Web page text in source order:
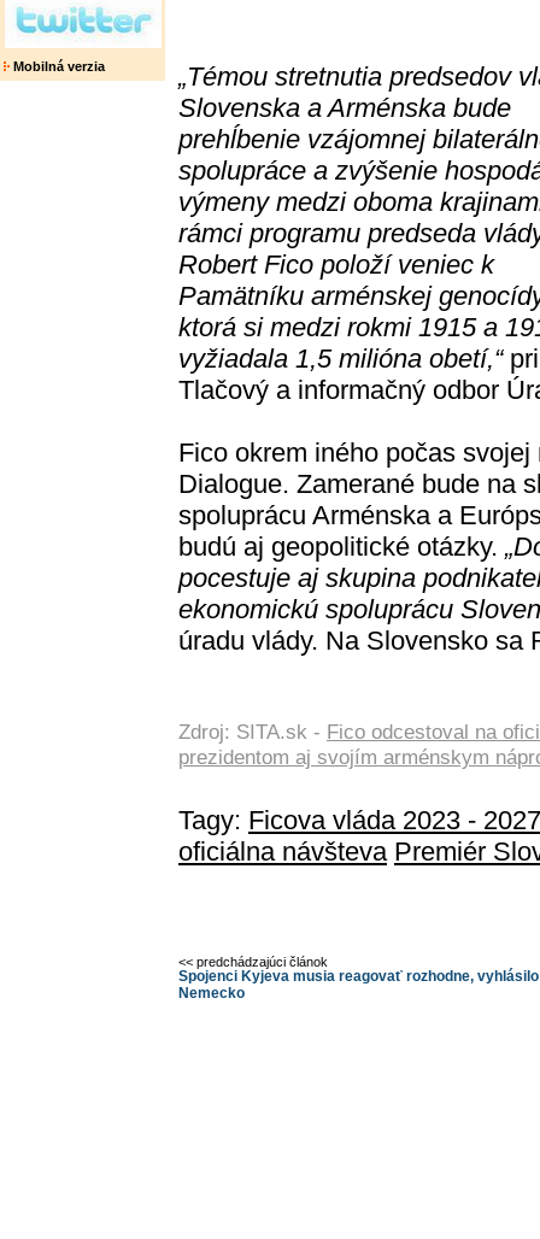
Mobilná verzia
„Témou stretnutia predsedov
Slovenska a Arménska bude
prehĺbenie vzájomnej
spolupráce a zvýšenie
výmeny medzi oboma
rámci programu predseda
Robert Fico položí veniec k
Pamätníku arménskej
ktorá si medzi rokmi 1915 a
vyžiadala 1,5 milióna obetí,“
Tlačový a informačný odbor
Fico okrem iného počas
Dialogue. Zamerané bude na
spoluprácu Arménska a
budú aj geopolitické otázky.
pocestuje aj skupina
ekonomickú spoluprácu
úradu vlády. Na Slovensko sa
Zdroj: SITA.sk - Fico odcestoval na
prezidentom aj svojím arménskym
Tagy: Ficova vláda 2023 -
oficiálna návšteva Premiér
<< predchádzajúci článok
Spojenci Kyjeva musia reagovať rozhodne, vyhlásilo
Nemecko